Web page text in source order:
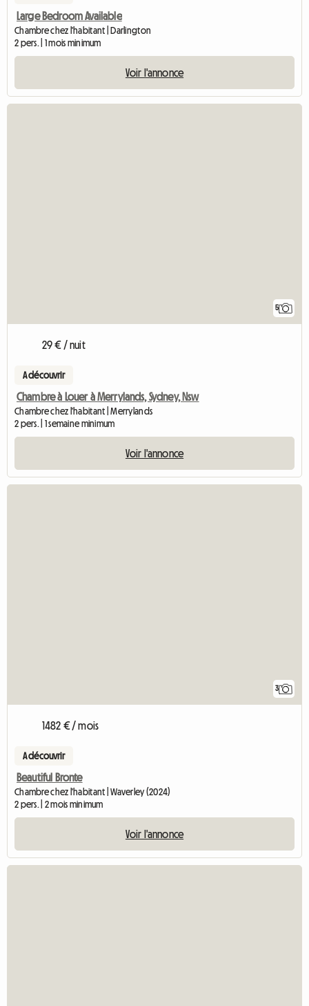
Large Bedroom Available
Chambre chez l'habitant | Darlington
2 pers. | 1 mois minimum
Voir l'annonce
5
29 € / nuit
A découvrir
Chambre à Louer à Merrylands, Sydney, Nsw
Chambre chez l'habitant | Merrylands
2 pers. | 1 semaine minimum
Voir l'annonce
3
1482 € / mois
A découvrir
Beautiful Bronte
Chambre chez l'habitant | Waverley (2024)
2 pers. | 2 mois minimum
Voir l'annonce